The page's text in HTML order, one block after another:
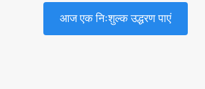
आज एक निःशुल्क उद्धरण पाएं